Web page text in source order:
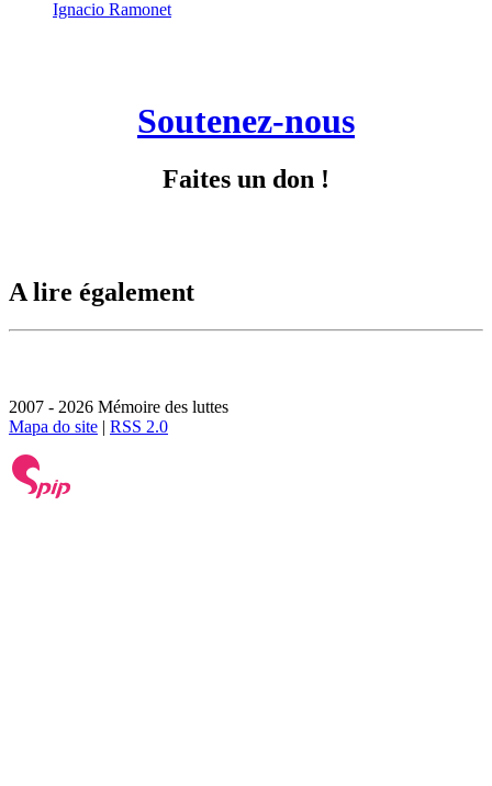
Ignacio Ramonet
Soutenez-nous
Faites un don !
A lire également
2007 - 2026 Mémoire des luttes
Mapa do site | RSS 2.0